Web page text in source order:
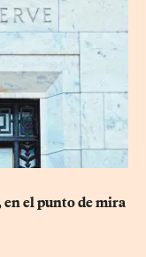
el punto de mira